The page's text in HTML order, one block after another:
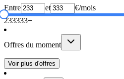
Entre et
€/mois
233333+
Offres du moment
Voir plus d'offres